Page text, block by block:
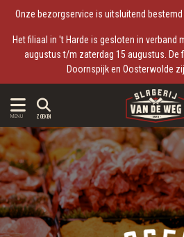
Onze bezorgservice is uitsluitend
Het filiaal in 't Harde is gesloten in verband
augustus t/m zaterdag 15 augustus. De
Doornspijk en Oosterwolde
MENU ZOEKEN